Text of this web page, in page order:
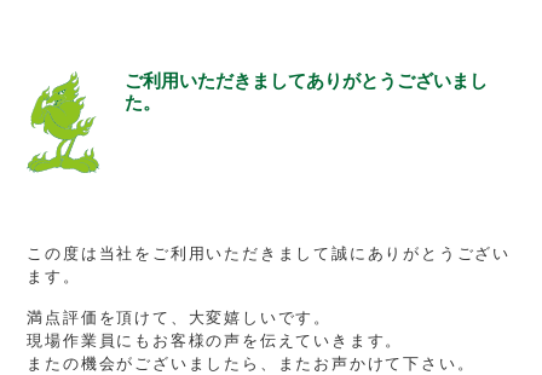
ご利用いただきましてありがとうございまし
た。
この度は当社をご利用いただきまして誠にありがとうござい
ます。
満点評価を頂けて、大変嬉しいです。
現場作業員にもお客様の声を伝えていきます。
またの機会がございましたら、またお声かけて下さい。